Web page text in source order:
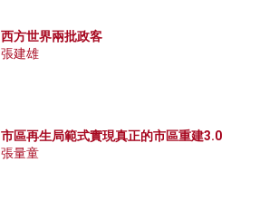
西方世界兩批政客
張建雄
市區再生局範式實現真正的市區重建3.0
張量童